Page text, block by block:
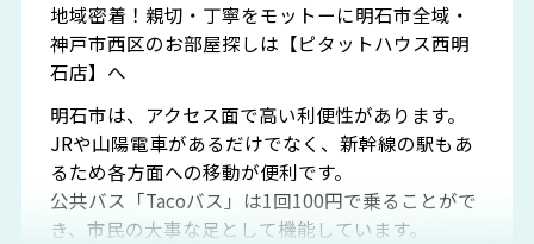
地域密着！親切・丁寧をモットーに明石市全域・
神戸市西区のお部屋探しは【ピタットハウス西明
石店】へ
明石市は、アクセス面で高い利便性があります。
JRや山陽電車があるだけでなく、新幹線の駅もあ
るため各方面への移動が便利です。
公共バス「Tacoバス」は1回100円で乗ることがで
き、市民の大事な足として機能しています。